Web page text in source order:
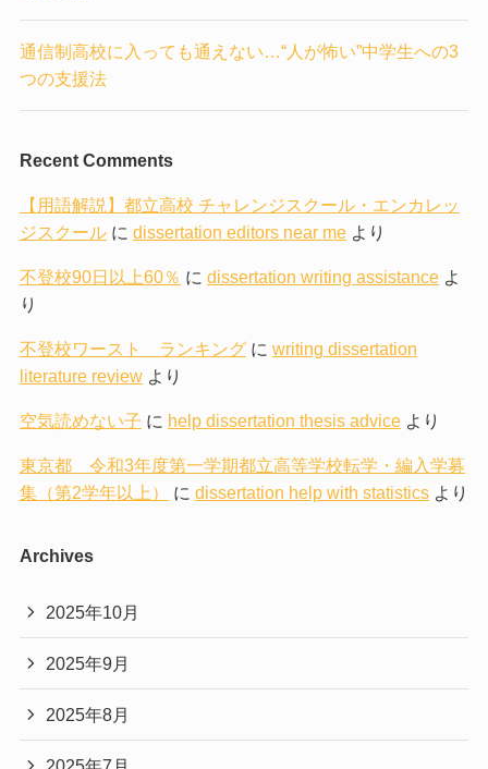
通信制高校に入っても通えない…“人が怖い”中学生への3
つの支援法
Recent Comments
【用語解説】都立高校 チャレンジスクール・エンカレッ
ジスクールに dissertation editors near meより
不登校90日以上60％ に dissertation writing assistanceよ
り
不登校ワースト ランキングに writing dissertation
literature reviewより
空気読めない子 に help dissertation thesis adviceより
東京都 令和3年度第一学期都立高等学校転学・編入学募
集（第2学年以上）
に dissertation help with statisticsより
Archives
2025年10月
2025年9月
2025年8月